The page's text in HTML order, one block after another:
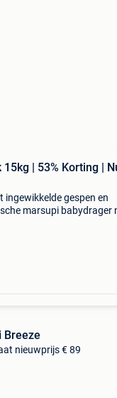
| 53% Korting |
ingewikkelde gespen en
marsupi babydrager
Breeze
nieuwprijs € 89